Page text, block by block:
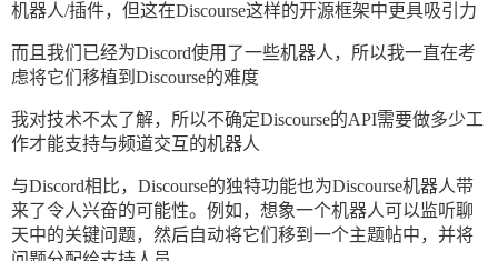
机器人/插件，但这在Discourse这样的开源框架中更具吸引力
而且我们已经为Discord使用了一些机器人，所以我一直在考
虑将它们移植到Discourse的难度
我对技术不太了解，所以不确定Discourse的API需要做多少工
作才能支持与频道交互的机器人
与Discord相比，Discourse的独特功能也为Discourse机器人带
来了令人兴奋的可能性。例如，想象一个机器人可以监听聊
天中的关键问题，然后自动将它们移到一个主题帖中，并将